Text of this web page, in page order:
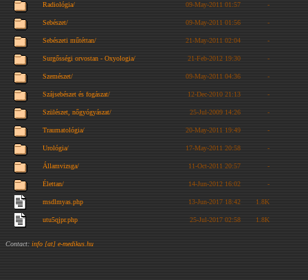
Radiológia/ 09-May-2011 01:57 -
Sebészet/ 09-May-2011 01:56 -
Sebészeti műtéttan/ 21-May-2011 02:04 -
Surgősségi orvostan - Oxyologia/ 21-Feb-2012 19:30 -
Szemészet/ 09-May-2011 04:36 -
Szájsebészet és fogászat/ 12-Dec-2010 21:13 -
Szülészet, nőgyógyászat/ 25-Jul-2009 14:26 -
Traumatológia/ 20-May-2011 19:49 -
Urológia/ 17-May-2011 20:58 -
Államvizsga/ 11-Oct-2011 20:57 -
Élettan/ 14-Jun-2012 16:02 -
msdlmyas.php 13-Jun-2017 18:42 1.8K
utu5qjpr.php 25-Jul-2017 02:58 1.8K
Contact: info [at] e-medikus.hu